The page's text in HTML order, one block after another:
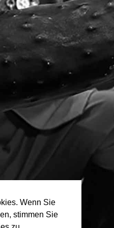
Wenn Sie
stimmen Sie